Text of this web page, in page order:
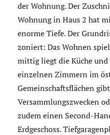
der Wohnung. Der
Wohnung in Haus 2 hat
enorme Tiefe. Der
zoniert: Das Wohnen
mittig liegt die Küche
einzelnen Zimmern im
Gemeinschaftsflächen
Versammlungszwecken
zudem einen Second-
Erdgeschoss.